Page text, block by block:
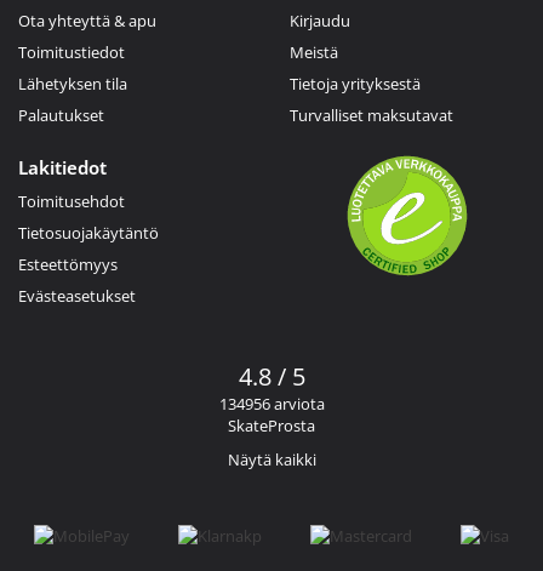
Ota yhteyttä & apu
Toimitustiedot
Lähetyksen tila
Palautukset
Kirjaudu
Meistä
Tietoja yrityksestä
Turvalliset maksutavat
Lakitiedot
Toimitusehdot
Tietosuojakäytäntö
Esteettömyys
Evästeasetukset
4.8 / 5
134956 arviota
SkateProsta
Näytä kaikki